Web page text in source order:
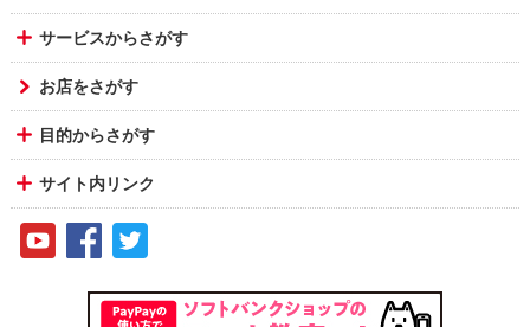
サービスからさがす
お店をさがす
目的からさがす
サイト内リンク